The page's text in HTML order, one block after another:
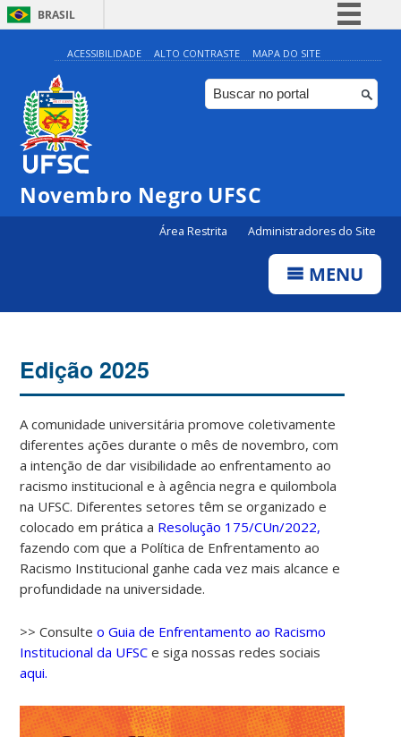
BRASIL
Simplifique!
Comunica BR
Participe
ACESSIBILIDADE ALTO CONTRASTE MAPA DO SITE
Novembro Negro UFSC
Área Restrita Administradores do Site
MENU
Edição 2025
A comunidade universitária promove coletivamente
diferentes ações durante o mês de novembro, com
a intenção de dar visibilidade ao enfrentamento ao
racismo institucional e à agência negra e quilombola
na UFSC. Diferentes setores têm se organizado e
colocado em prática a Resolução 175/CUn/2022,
fazendo com que a Política de Enfrentamento ao
Racismo Institucional ganhe cada vez mais alcance e
profundidade na universidade.
>> Consulteo Guia de Enfrentamento ao Racismo
Institucional da UFSC e siga nossas redes sociais
aqui.
00:00
02:00
03:00